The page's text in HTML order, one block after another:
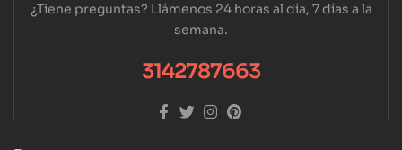
¿Tiene preguntas? Llámenos 24 horas al día, 7 días a la
semana.
3142787663